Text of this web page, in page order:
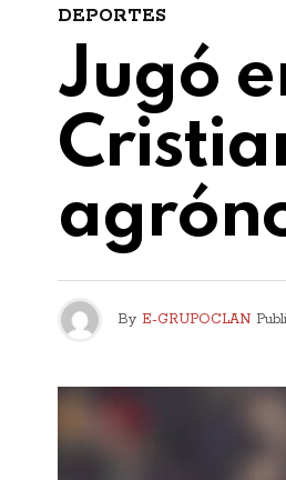
DEPORTES
Jugó
By E-GRUPOCLAN